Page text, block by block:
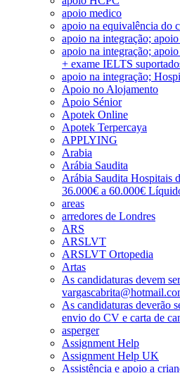
apoio medico
apoio na equivalência do
apoio na integração;
apoio na integração;
+ exame IELTS
apoio na integração;
Apoio no Alojamento
Apoio Sénior
Apotek Online
Apotek Terpercaya
APPLYING
Arabia
Arábia Saudita
Arábia Saudita Hospitais
36.000€ a 60.000€
areas
arredores de Londres
ARS
ARSLVT
ARSLVT Ortopedia
Artas
As candidaturas devem
As candidaturas deverão
envio do CV e carta de
asperger
Assignment Help
Assignment Help UK
Assistência e apoio a